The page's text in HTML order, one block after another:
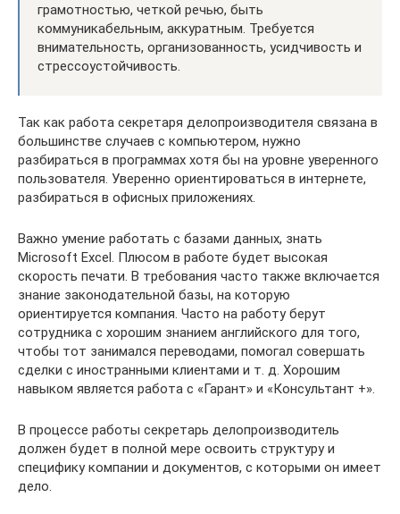
грамотностью, четкой речью, быть
коммуникабельным, аккуратным. Требуется
внимательность, организованность, усидчивость и
стрессоустойчивость.
Так как работа секретаря делопроизводителя связана в
большинстве случаев с компьютером, нужно
разбираться в программах хотя бы на уровне уверенного
пользователя. Уверенно ориентироваться в интернете,
разбираться в офисных приложениях.
Важно умение работать с базами данных, знать
Microsoft Excel. Плюсом в работе будет высокая
скорость печати. В требования часто также включается
знание законодательной базы, на которую
ориентируется компания. Часто на работу берут
сотрудника с хорошим знанием английского для того,
чтобы тот занимался переводами, помогал совершать
сделки с иностранными клиентами и т. д. Хорошим
навыком является работа с «Гарант» и «Консультант +».
В процессе работы секретарь делопроизводитель
должен будет в полной мере освоить структуру и
специфику компании и документов, с которыми он имеет
дело.